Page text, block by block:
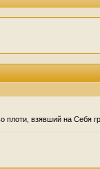
взявший на Себя